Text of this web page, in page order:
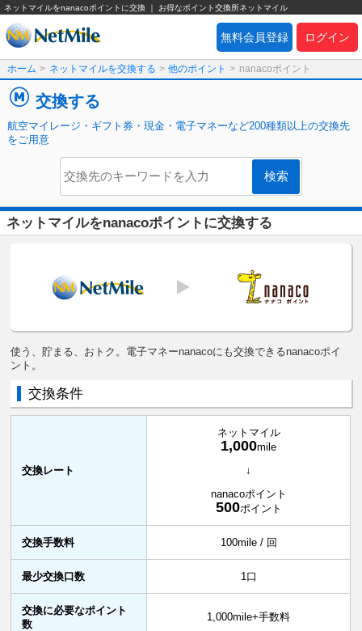
ネットマイルをnanacoポイントに交換 ｜ お得なポイント交換所ネットマイル
ログイン
無料会員登録
ホーム > ネットマイルを交換する > 他のポイント > nanacoポイント
交換する
航空マイレージ・ギフト券・現金・電子マネーなど200種類以上の交換先
をご用意
ネットマイルをnanacoポイントに交換する
使う、貯まる、おトク。電子マネーnanacoにも交換できるnanacoポイ
ント。
交換条件
交換レート
ネットマイル
1,000mile
↓
nanacoポイント
500ポイント
交換手数料 100mile / 回
最少交換口数 1口
交換に必要なポイント
数
1,000mile+手数料